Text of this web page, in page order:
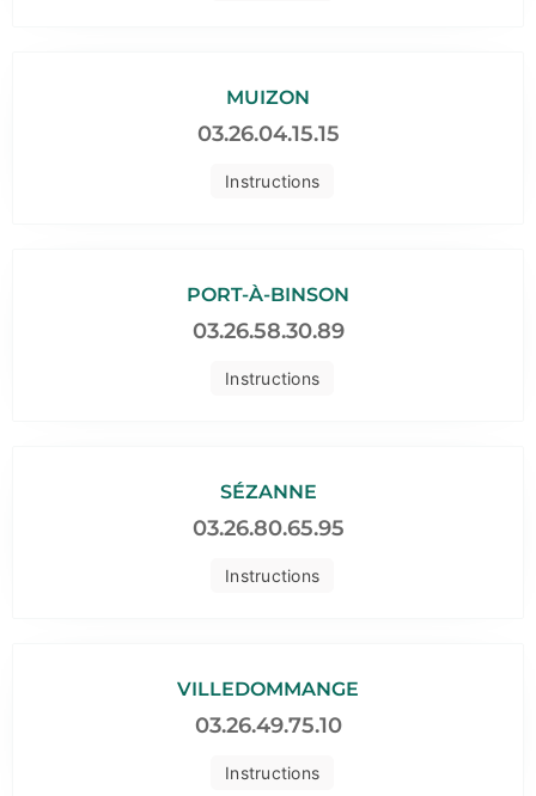
Instructions
MUIZON
03.26.04.15.15
Instructions
PORT-À-BINSON
03.26.58.30.89
Instructions
SÉZANNE
03.26.80.65.95
Instructions
VILLEDOMMANGE
03.26.49.75.10